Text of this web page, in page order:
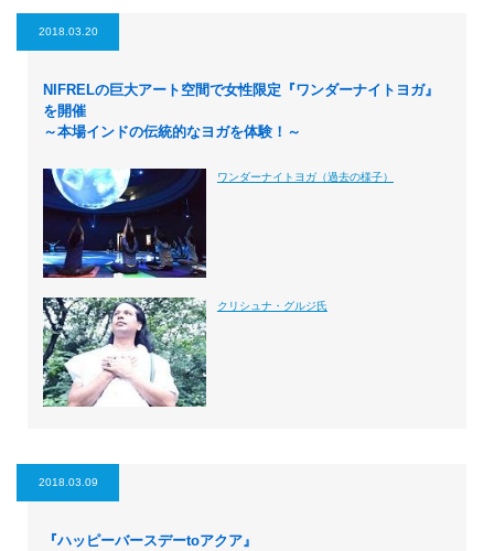
2018.03.20
NIFRELの巨大アート空間で女性限定『ワンダーナイトヨガ』
を開催
～本場インドの伝統的なヨガを体験！～
ワンダーナイトヨガ（過去の様子）
クリシュナ・グルジ氏
2018.03.09
『ハッピーバースデーtoアクア』